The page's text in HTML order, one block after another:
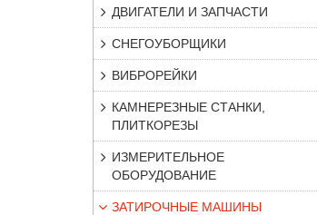
ДВИГАТЕЛИ И ЗАПЧАСТИ
СНЕГОУБОРЩИКИ
ВИБРОРЕЙКИ
КАМНЕРЕЗНЫЕ СТАНКИ,
ПЛИТКОРЕЗЫ
ИЗМЕРИТЕЛЬНОЕ
ОБОРУДОВАНИЕ
ЗАТИРОЧНЫЕ МАШИНЫ